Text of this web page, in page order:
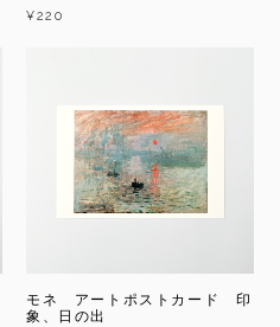
¥220
モネ アートポストカード 印
象、日の出